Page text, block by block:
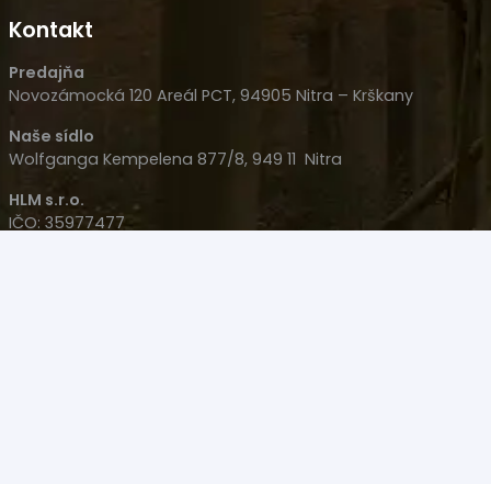
Kontakt
Predajňa
Novozámocká 120 Areál PCT, 94905 Nitra – Krškany
Naše sídlo
Wolfganga Kempelena 877/8, 949 11 Nitra
HLM s.r.o.
IČO: 35977477